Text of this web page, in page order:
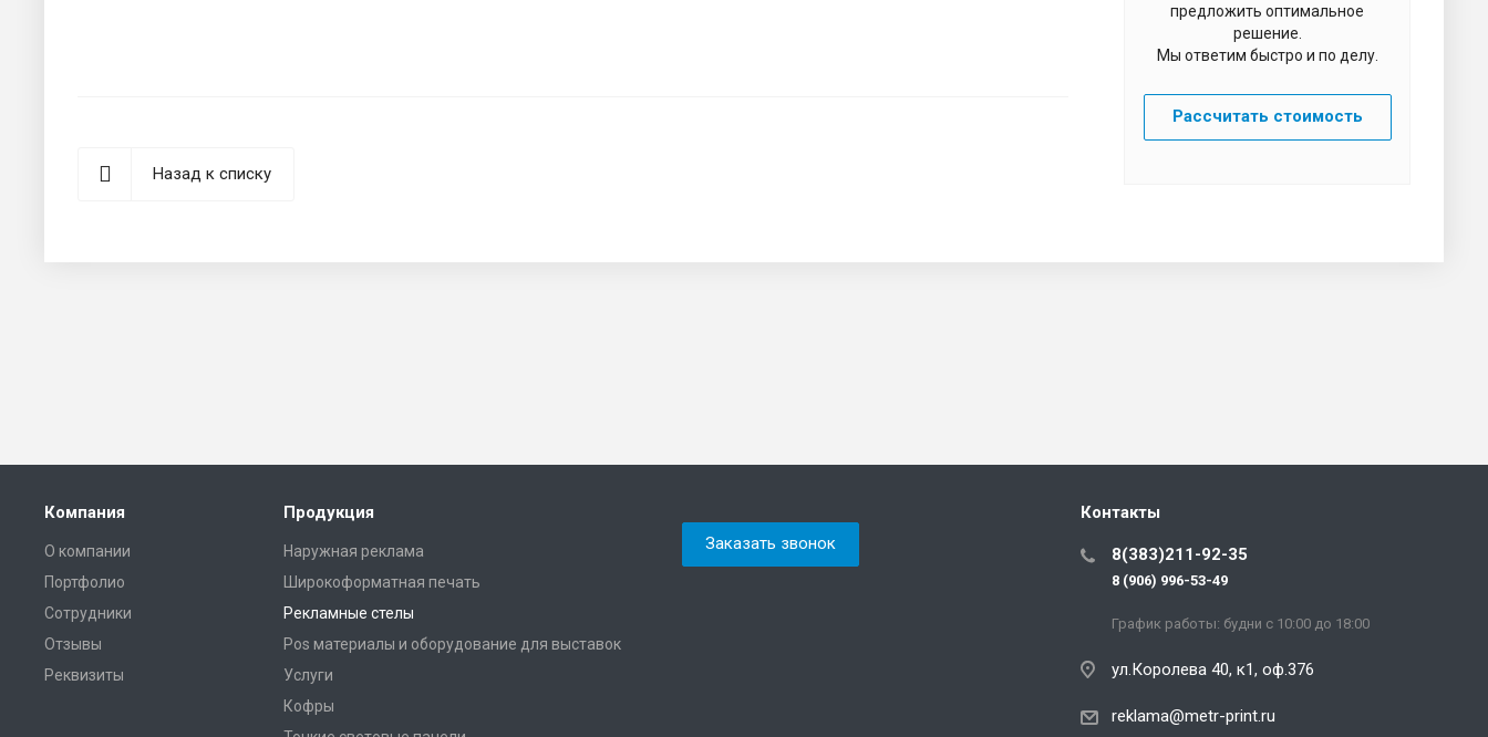
предложить оптимальное
решение.
Мы ответим быстро и по делу.
Рассчитать стоимость
Назад к списку
Компания
О компании
Портфолио
Сотрудники
Отзывы
Реквизиты
Продукция
Наружная реклама
Широкоформатная печать
Рекламные стелы
Pos материалы и оборудование для выставок
Услуги
Кофры
Заказать звонок
Контакты
8(383)211-92-35
8 (906) 996-53-49
График работы: будни с 10:00 до 18:00
ул.Королева 40, к1, оф.376
reklama@metr-print.ru